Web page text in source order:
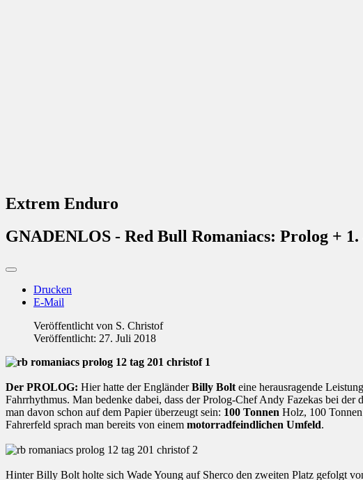
Extrem Enduro
GNADENLOS - Red Bull Romaniacs: Prolog +
Drucken
E-Mail
Veröffentlicht von S. Christof
Veröffentlicht: 27. Juli 2018
Der PROLOG: Hier hatte der EngländerBilly Bolt eine herausragende
Fahrrhythmus. Man bedenke dabei, dass der Prolog-Chef Andy Fazekas bei
man davon schon auf dem Papier überzeugt sein: 100 Tonnen Holz, 100
Fahrerfeld sprach man bereits von einem motorradfeindlichen Umfeld.
Hinter Billy Bolt holte sich Wade Young auf Sherco den zweiten Platz gefolgt